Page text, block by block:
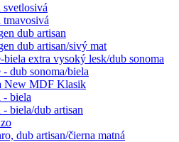
svetlosivá
tmavosivá
dub artisan
dub artisan/sivý mat
biela extra vysoký lesk/dub sonoma
dub sonoma/biela
New MDF Klasik
- biela
biela/dub artisan
dub artisan/čierna matná